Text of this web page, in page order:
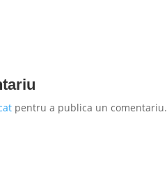
pentru a publica un comentariu.